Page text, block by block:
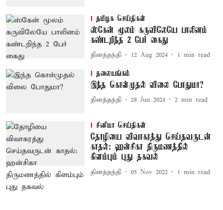
தமிழக செய்திகள்
ஸ்கேன் மூலம் கருவிலேயே பாலினம்
கண்டறிந்த 2 பேர் கைது
தினத்தந்தி 12 Aug 2024 1 min read
தலையங்கம்
இந்த கொள்முதல் விலை போதுமா?
தினத்தந்தி 28 Jun 2024 2 min read
சினிமா செய்திகள்
தோழியை விவாகரத்து செய்தவருடன்
காதல்: ஹன்சிகா திருமணத்தில்
கிளம்பும் புது தகவல்
தினத்தந்தி 05 Nov 2022 1 min read